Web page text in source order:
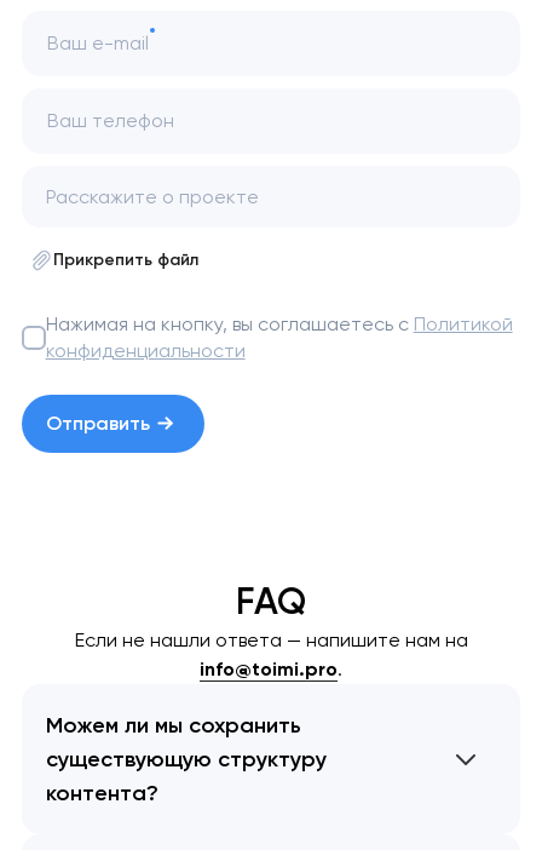
Ваш e-mail
Ваш телефон
Прикрепить файл
Нажимая на кнопку, вы соглашаетесь с Политикой
конфиденциальности
Отправить
FAQ
Если не нашли ответа — напишите нам на
info@toimi.pro.
Можем ли мы сохранить
существующую структуру
контента?